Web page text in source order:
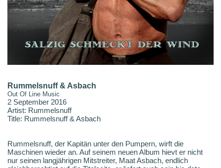
Rummelsnuff & Asbach
Out Of Line Music
2 September 2016
Artist: Rummelsnuff
Title: Rummelsnuff & Asbach
Rummelsnuff, der Kapitän unter den Pumpern, wirft die
Maschinen wieder an. Auf seinem neuen Album hievt er nicht
nur seinen langjährigen Mitstreiter, Maat Asbach, endlich